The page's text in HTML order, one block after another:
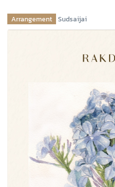
Arrangement Sudsaijai